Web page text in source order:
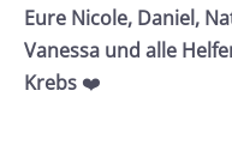
Eure Nicole, Daniel,
Vanessa und alle
Krebs ❤️